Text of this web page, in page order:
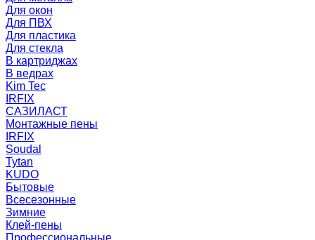
Для окон
Для ПВХ
Для пластика
Для стекла
В картриджах
В ведрах
Kim Tec
IRFIX
САЗИЛАСТ
Монтажные пены
IRFIX
Soudal
Tytan
KUDO
Бытовые
Всесезонные
Зимние
Клей-пены
Профессиональные